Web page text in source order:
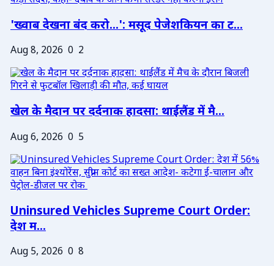
'ख्वाब देखना बंद करो...': मसूद पेजेशकियन का ट...
Aug 8, 2026 0 2
खेल के मैदान पर दर्दनाक हादसा: थाईलैंड में मै...
Aug 6, 2026 0 5
Uninsured Vehicles Supreme Court Order:
देश म...
Aug 5, 2026 0 8